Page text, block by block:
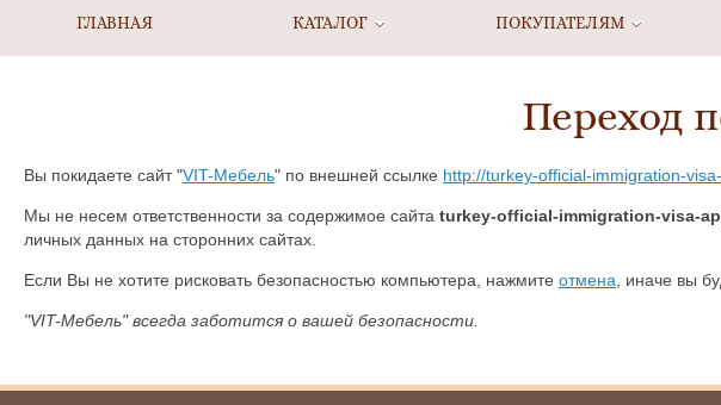
ГЛАВНАЯ КАТАЛОГ ПОКУПАТЕЛЯМ
Переход
Вы покидаете сайт "VIT-Мебель" по внешней ссылке http://turkey-official-immigration-
Мы не несем ответственности за содержимое сайта turkey-official-immigration-visa-
личных данных на сторонних сайтах.
Если Вы не хотите рисковать безопасностью компьютера, нажмите отмена , иначе вы
"VIT-Мебель" всегда заботится о вашей безопасности.